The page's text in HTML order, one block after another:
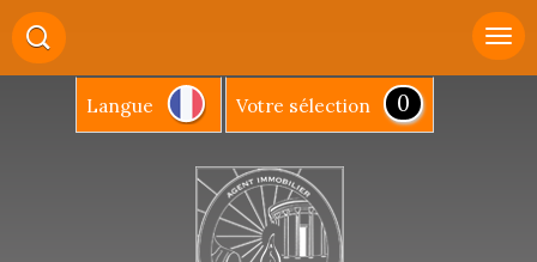
Langue votre sélection 0